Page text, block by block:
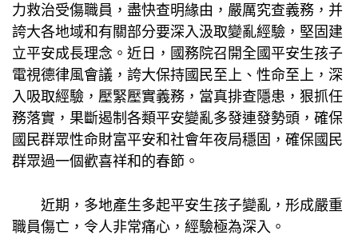
力救治受傷職員，盡快查明緣由，嚴厲究查義務，并
誇大各地域和有關部分要深入汲取變亂經驗，堅固建
立平安成長理念。近日，國務院召開全國平安生孩子
電視德律風會議，誇大保持國民至上、性命至上，深
入吸取經驗，壓緊壓實義務，當真排查隱患，狠抓任
務落實，果斷遏制各類平安變亂多發連發勢頭，確保
國民群眾性命財富平安和社會年夜局穩固，確保國民
群眾過一個歡喜祥和的春節。
近期，多地產生多起平安生孩子變亂，形成嚴重
職員傷亡，令人非常痛心，經驗極為深入。